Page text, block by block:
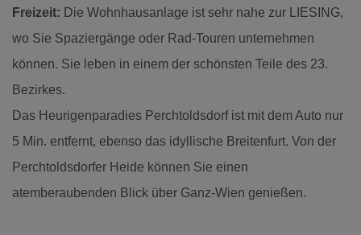
Freizeit: Die Wohnhausanlage ist sehr nahe zur LIESING,
wo Sie Spaziergänge oder Rad-Touren unternehmen
können. Sie leben in einem der schönsten Teile des 23.
Bezirkes.
Das Heurigenparadies Perchtoldsdorf ist mit dem Auto nur
5 Min. entfernt, ebenso das idyllische Breitenfurt. Von der
Perchtoldsdorfer Heide können Sie einen
atemberaubenden Blick über Ganz-Wien genießen.